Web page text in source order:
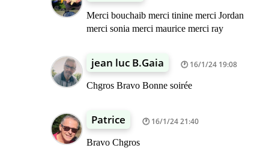
Merci bouchaib merci tinine merci Jordan
merci sonia merci maurice merci ray
jean luc B.Gaia 16/1/24 19:08
Chgros Bravo Bonne soirée
Patrice 16/1/24 21:40
Bravo Chgros